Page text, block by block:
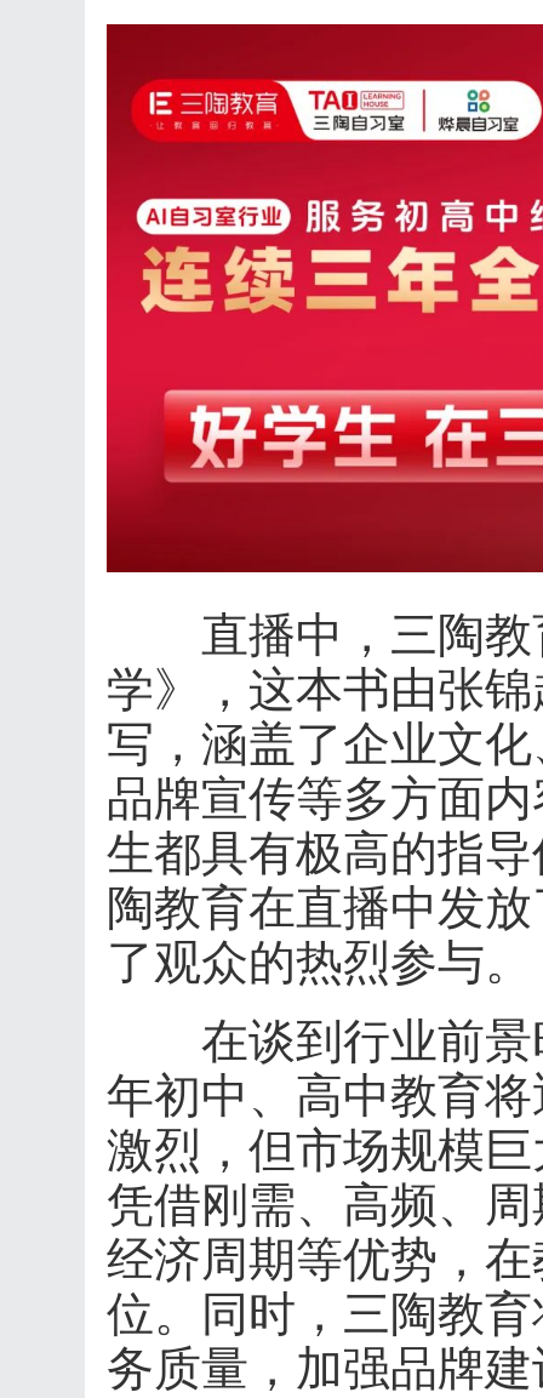
直播中，三陶教
学》，这本书由张
写，涵盖了企业文
品牌宣传等多方面
生都具有极高的指
陶教育在直播中发
了观众的热烈参与。
在谈到行业前景
年初中、高中教育
激烈，但市场规模
凭借刚需、高频、
经济周期等优势，
位。同时，三陶教
务质量，加强品牌